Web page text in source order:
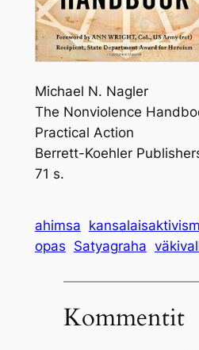
Michael N. Nagler
The Nonviolence
Practical Action
Berrett-Koehler
71 s.
ahimsa
opas Satyagraha
Kommentit